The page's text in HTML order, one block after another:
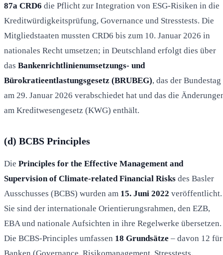
87a CRD6 die Pflicht zur Integration von ESG-Risiken in die
Kreditwürdigkeitsprüfung, Governance und Stresstests. Die
Mitgliedstaaten mussten CRD6 bis zum 10. Januar 2026 in
nationales Recht umsetzen; in Deutschland erfolgt dies über
das Bankenrichtlinienumsetzungs- und
Bürokratieentlastungsgesetz (BRUBEG), das der Bundestag
am 29. Januar 2026 verabschiedet hat und das die
am Kreditwesengesetz (KWG) enthält.
(d) BCBS Principles
Die Principles for the Effective Management and
Supervision of Climate-related Financial Risks des Basler
Ausschusses (BCBS) wurden am 15. Juni 2022 veröffentlicht.
Sie sind der internationale Orientierungsrahmen, den EZB,
EBA und nationale Aufsichten in ihre Regelwerke übersetzen.
Die BCBS-Principles umfassen 18 Grundsätze – davon 12 für